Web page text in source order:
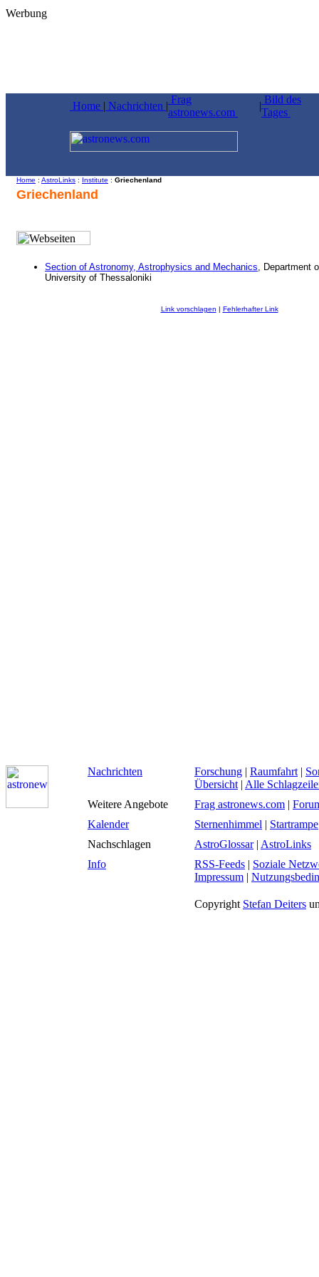
Home | Nachrichten |
Frag
astronews.com
|
Bild des
Tages
Home : AstroLinks : Institute : Griechenland
Griechenland
Section of Astronomy, Astrophysics and Mechanics, Department
University of Thessaloniki
Link vorschlagen | Fehlerhafter Link
Nachrichten Forschung | Raumfahrt |
Übersicht | Alle
Weitere Angebote
Frag astronews.com |
Kalender
Sternenhimmel | Startrampe
Nachschlagen
AstroGlossar| AstroLinks
Info
RSS-Feeds | Soziale
Impressum |
Copyright Stefan Deiters
Werbung